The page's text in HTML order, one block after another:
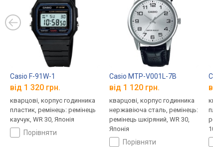
Casio F-91W-1
від 1 320 грн.
кварцові, корпус годинника
пластик, ремінець: ремінець
каучук, WR 30, Японія
порівняти
Casio MTP-V001L-7B
від 1 120 грн.
кварцові, корпус годинника
нержавіюча сталь, ремінець:
ремінець шкіряний, WR 30,
Японія
порівняти